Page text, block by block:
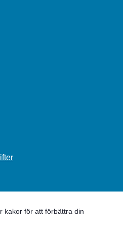
kakor för att förbättra din